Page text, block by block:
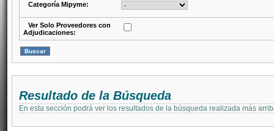
Categoría Mipyme:
Ver Solo Proveedores con
Adjudicaciones:
Resultado de la Búsqueda
En esta sección podrá ver los resultados de la búsqueda realizada más